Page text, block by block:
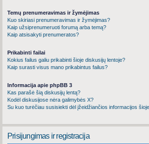
Temų prenumeravimas ir žymėjimas
Kuo skiriasi prenumeravimas ir žymėjimas?
Kaip užsiprenumeruoti forumą arba temą?
Kaip atsisakyti prenumeratos?
Prikabinti failai
Kokius failus galiu prikabinti šioje diskusijų lentoje?
Kaip surasti visus mano prikabintus failus?
Informacija apie phpBB 3
Kas parašė šią diskusijų lentą?
Kodėl diskusijose nėra galimybės X?
Su kuo turėčiau susisiekti dėl įžeidžiančios informacijos
Prisijungimas ir registracija